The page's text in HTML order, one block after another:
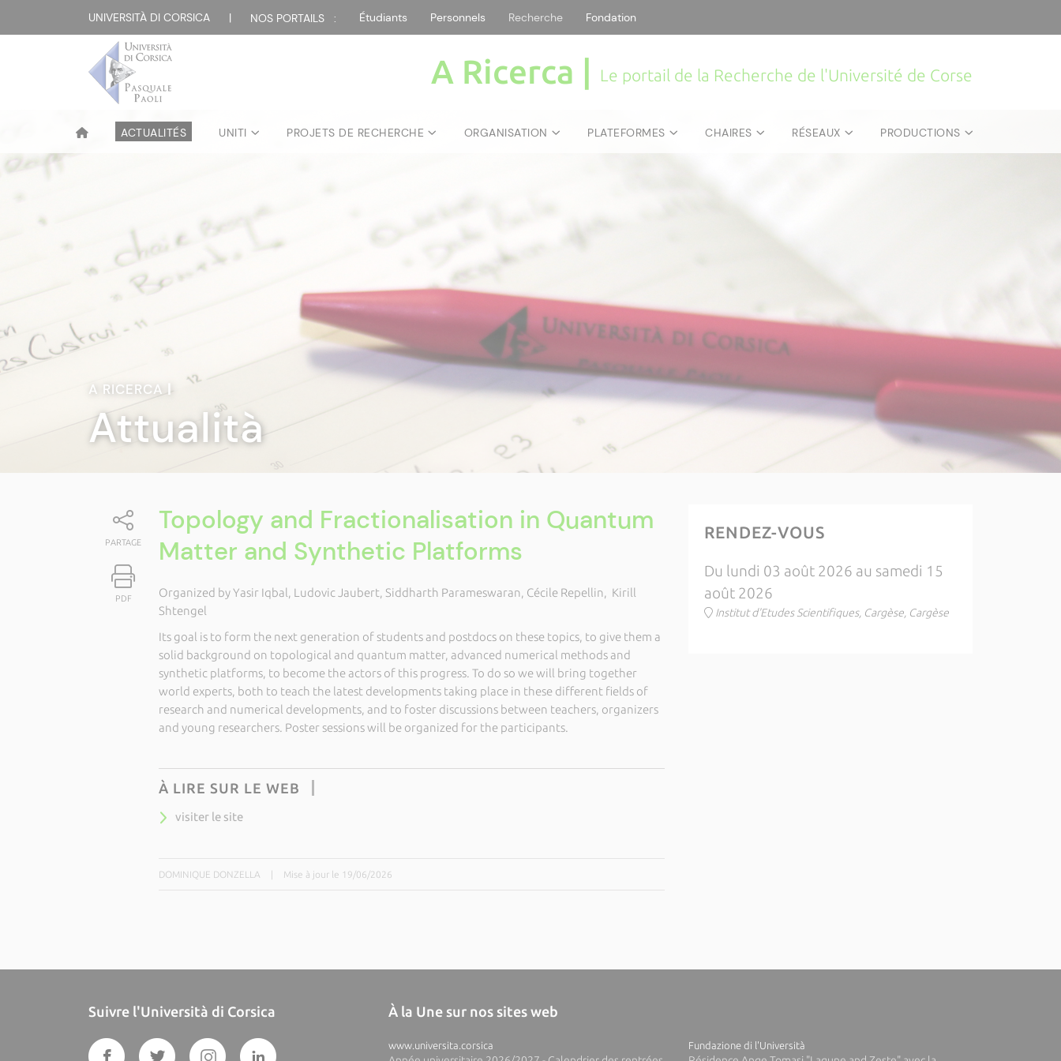
UNIVERSITÀ DI CORSICA | NOS PORTAILS : Étudiants Personnels Recherche Fondation
A Ricerca | Le portail de la Recherche de l'Université de Corse
ACTUALITÉS UNITI PROJETS DE RECHERCHE ORGANISATION PLATEFORMES CHAIRES RÉSEAUX PRODUCTIONS
A RICERCA|
Attualità
PARTAGE
PDF
Topology and Fractionalisation in Quantum
Matter and Synthetic Platforms
Organized by Yasir Iqbal, Ludovic Jaubert, Siddharth Parameswaran, Cécile Repellin, Kirill
Shtengel
Its goal is to form the next generation of students and postdocs on these topics, to give them a
solid background on topological and quantum matter, advanced numerical methods and
synthetic platforms, to become the actors of this progress. To do so we will bring together
world experts, both to teach the latest developments taking place in these different fields of
research and numerical developments, and to foster discussions between teachers, organizers
and young researchers. Poster sessions will be organized for the participants.
À LIRE SUR LE WEB
visiter le site
DOMINIQUE DONZELLA Mise à jour le 19/06/2026
RENDEZ-VOUS
Du lundi 03 août 2026 au samedi 15
août 2026
Institut d'Etudes Scientifiques, Cargèse, Cargèse
Suivre l'Università di Corsica À la Une sur nos sites web
www.universita.corsica Fundazione di l'Università